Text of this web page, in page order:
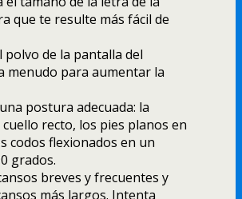
que te resulte más fácil de
polvo de la pantalla del
menudo para aumentar la
postura adecuada: la
cuello recto, los pies planos en
codos flexionados en un
grados.
breves y frecuentes y
más largos. Intenta